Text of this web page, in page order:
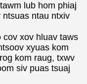
lub hom phiaj
ntsuas ntau ntxiv
xov hluav taws
xyuas kom
kom raug, txwv
siv puas tsuaj